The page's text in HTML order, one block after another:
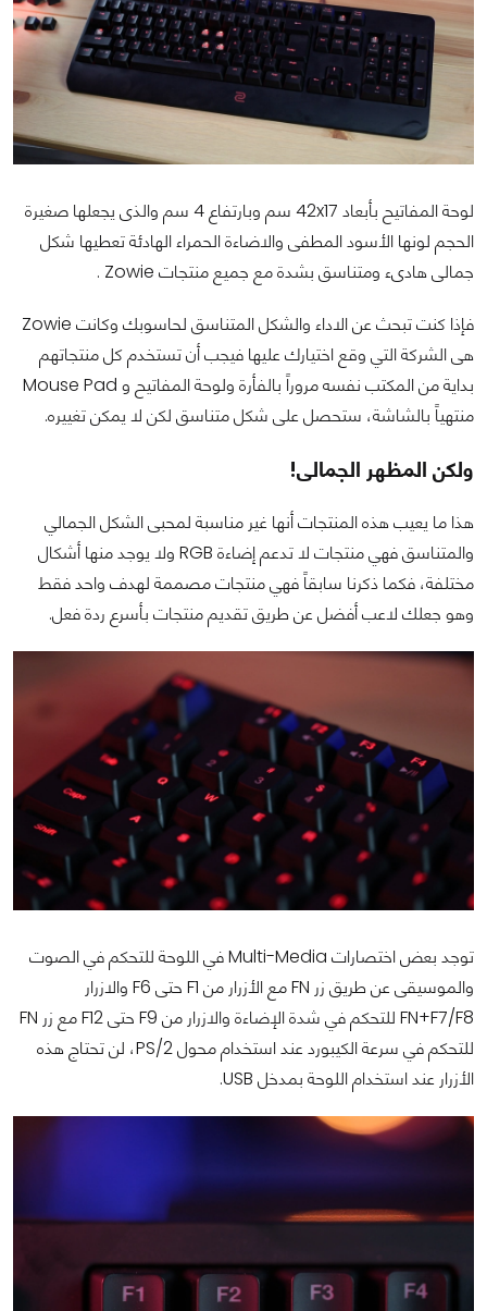
لوحة المفاتيح بأبعاد 42x17 سم وبارتفاع 4 سم والذى يجعلها صغيرة
الحجم لونها الأسود المطفى والاضاءة الحمراء الهادئة تعطيها شكل
جمالى هادىء ومتناسق بشدة مع جميع منتجات Zowie .
فإذا كنت تبحث عن الاداء والشكل المتناسق لحاسوبك وكانت Zowie
هى الشركة التي وقع اختيارك عليها فيجب أن تستخدم كل منتجاتهم
بداية من المكتب نفسه مروراً بالفأرة ولوحة المفاتيح و Mouse Pad
منتهياً بالشاشة، ستحصل على شكل متناسق لكن لا يمكن تغييره.
ولكن المظهر الجمالى!
هذا ما يعيب هذه المنتجات أنها غير مناسبة لمحبى الشكل الجمالي
والمتناسق فهي منتجات لا تدعم إضاءة RGB ولا يوجد منها أشكال
مختلفة، فكما ذكرنا سابقاً فهي منتجات مصممة لهدف واحد فقط
وهو جعلك لاعب أفضل عن طريق تقديم منتجات بأسرع ردة فعل.
توجد بعض اختصارات Multi-Media في اللوحة للتحكم في الصوت
والموسيقى عن طريق زر FN مع الأزرار من F1 حتى F6 والازرار
FN+F7/F8 للتحكم في شدة الإضاءة والازرار من F9 حتى F12 مع زر FN
للتحكم في سرعة الكيبورد عند استخدام محول PS/2، لن تحتاج هذه
الأزرار عند استخدام اللوحة بمدخل USB.